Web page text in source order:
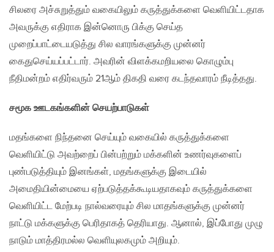
சிலரை அச்சுறுத்தும் வகையிலும் கருத்துக்களை வெளியிட்டதாக
அவருக்கு எதிராக இன்னொரு பிக்கு செய்த
முறைப்பாட்டையடுத்து சில வாரங்களுக்கு முன்னர்
கைதுசெய்யப்பட்டார். அவரின் விளக்கமறியலை கொழும்பு
நீதிமன்றம் எதிர்வரும் 21ஆம் திகதி வரை கடந்தவாரம் நீடித்தது.
சமூக ஊடகங்களின் செயற்பாடுகள்
மதங்களை நிந்தனை செய்யும் வகையில் கருத்துக்களை
வெளியிட்டு அவற்றைப் பின்பற்றும் மக்களின் உணர்வுகளைப்
புண்படுத்தியும் இனங்கள், மதங்களுக்கு இடையில்
அமைதியின்மையை ஏற்படுத்தக்கூடியதாகவும் கருத்துக்களை
வெளியிட்ட மேற்படி நால்வரையும் சில மாதங்களுக்கு முன்னர்
நாட்டு மக்களுக்கு பெரிதாகத் தெரியாது. ஆனால், இப்போது முழு
நாடும் மாத்திரமல்ல வெளியுலகமும் அறியும்.